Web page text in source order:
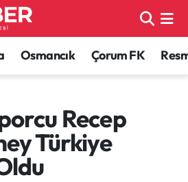
Osmancık Çorum FK
Recep
Türkiye
Haritası